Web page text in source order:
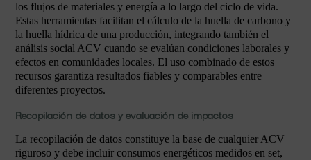
los flujos de materiales y energía a lo largo del ciclo de vida.
Estas herramientas facilitan el cálculo de la huella de carbono y
la huella hídrica de una producción, integrando también el
análisis social ACV cuando se evalúan condiciones laborales y
efectos en comunidades locales. El uso combinado de estos
recursos garantiza resultados fiables y comparables entre
diferentes proyectos.
Recopilación de datos y evaluación de impactos
La recopilación de datos constituye la base de cualquier ACV
riguroso y debe incluir consumos energéticos medidos en set,